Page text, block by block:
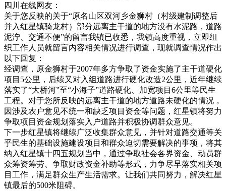
四川在线网友：
关于您反映的关于“原名山区双河乡金狮村（村级建制调整后
并入红星镇骑龙村）部分远离主干道的地方没有水泥路，道路
泥泞、交通不便”的留言我镇已收悉，我镇高度重视，立即组
织工作人员就留言内容相关情况进行调查，现就调查情况作出
以下回复：
经调查，原金狮村于2007年多方争取了资金实施了主干道硬化
项目5公里，后续又对入组道路进行硬化改造2公里，近年继续
落实了“大桥河”至“小海子”道路硬化、加宽项目6公里等民生
工程。对于您所反映的远离主干道的地方道路未硬化的情况，
因涉及农户意见不统一和缺乏项目资金等问题，红星镇将努力
争取项目资金规划落实入户道路并积极协调群众意见。
下一步红星镇将继续广泛收集群众意见，并针对道路交通等关
乎民生的基础设施建设项目和群众迫切需要解决的事项，将其
纳入红星镇十四五规划当中，通过争取社会各界资金、动员群
众筹资筹劳、争取财政资金补助等形式，力争尽早落实相关项
目工作，满足群众生产生活需求。让我们共同努力，解决红星
镇最后的500米阻碍。